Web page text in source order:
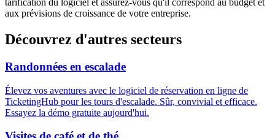
tarification du logiciel et assurez-vous qu'il correspond au budget et
aux prévisions de croissance de votre entreprise.
Découvrez d'autres secteurs
Randonnées en escalade
Élevez vos aventures avec le logiciel de réservation en ligne de
TicketingHub pour les tours d'escalade. Sûr, convivial et efficace.
Essayez la démo gratuite aujourd'hui.